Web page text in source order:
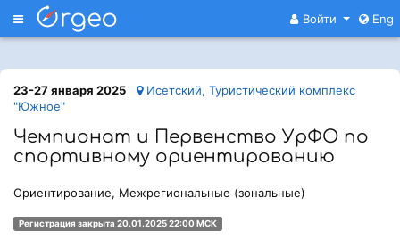
Меню Войти Eng
23-27 января 2025
Исетский, Туристический комплекс
"Южное"
Чемпионат и Первенство УрФО по
спортивному ориентированию
Ориентирование, Межрегиональные (зональные)
Регистрация закрыта 20.01.2025 22:00 МСК